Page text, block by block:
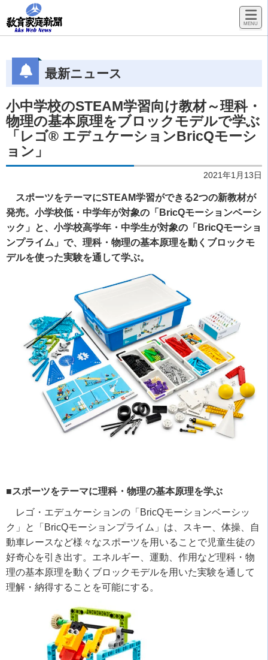
最新ニュース
小中学校のSTEAM学習向け教材～理科・
物理の基本原理をブロックモデルで学ぶ
「レゴ® エデュケーションBricQモーシ
ョン」
2021年1月13日
スポーツをテーマにSTEAM学習ができる2つの新教材が
発売。小学校低・中学年が対象の「BricQモーションベーシ
ック」と、小学校高学年・中学生が対象の「BricQモーショ
ンプライム」で、理科・物理の基本原理を動くブロックモ
デルを使った実験を通して学ぶ。
■スポーツをテーマに理科・物理の基本原理を学ぶ
レゴ・エデュケーションの「 BricQモーションベーシッ
ク」と「 BricQモーションプライム」は、スキー、体操、自
動車レースなど様々なスポーツを用いることで児童生徒の
好奇心を引き出す。エネルギー、運動、作用など理科・物
理の基本原理を動くブロックモデルを用いた実験を通して
理解・納得することを可能にする。